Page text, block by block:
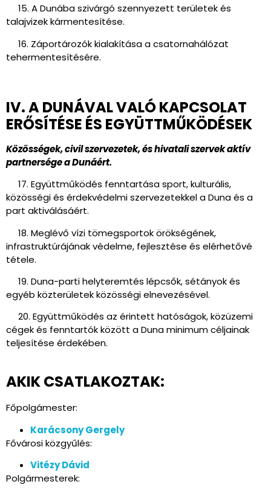
15. A Dunába szivárgó szennyezett területek és
talajvizek kármentesítése.
16. Záportározók kialakítása a csatornahálózat
tehermentesítésére.
IV. A DUNÁVAL VALÓ KAPCSOLAT
ERŐSÍTÉSE ÉS EGYÜTTMŰKÖDÉSEK
Közösségek, civil szervezetek, és hivatali szervek aktív
partnersége a Dunáért.
17. Együttműködés fenntartása sport, kulturális,
közösségi és érdekvédelmi szervezetekkel a Duna és a
part aktiválásáért.
18. Meglévő vízi tömegsportok örökségének,
infrastruktúrájának védelme, fejlesztése és elérhetővé
tétele.
19. Duna-parti helyteremtés lépcsők, sétányok és
egyéb közterületek közösségi elnevezésével.
20. Együttműködés az érintett hatóságok, közüzemi
cégek és fenntartók között a Duna minimum céljainak
teljesítése érdekében.
AKIK CSATLAKOZTAK:
Főpolgámester:
Karácsony Gergely
Fővárosi közgyűlés:
Vitézy Dávid
Polgármesterek: